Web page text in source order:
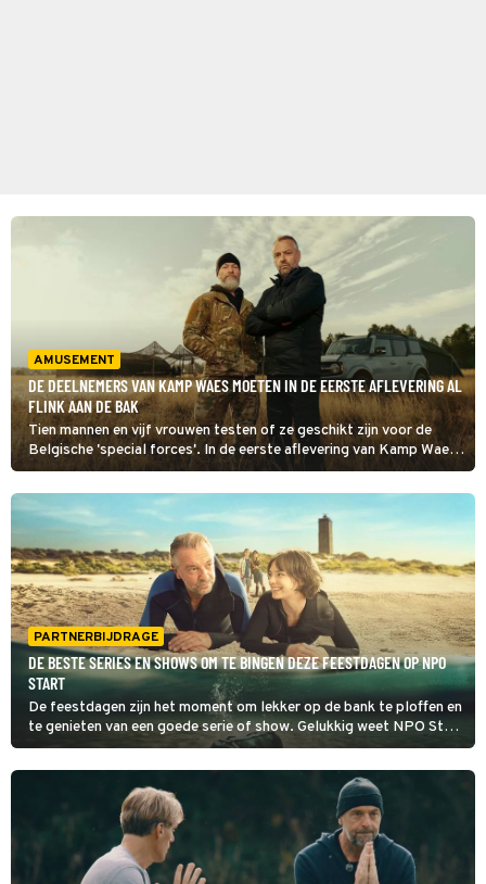
AMUSEMENT
DE DEELNEMERS VAN KAMP WAES MOETEN IN DE EERSTE AFLEVERING AL
FLINK AAN DE BAK
Tien mannen en vijf vrouwen testen of ze geschikt zijn voor de
Belgische 'special forces'. In de eerste aflevering van Kamp Waes
krijgen ze de Bergham run voor hun kiezen. Dat is 8 kilometer
lopen in 50 minuten met 20 kilo op de rug.
PARTNERBIJDRAGE
DE BESTE SERIES EN SHOWS OM TE BINGEN DEZE FEESTDAGEN OP NPO
START
De feestdagen zijn het moment om lekker op de bank te ploffen en
te genieten van een goede serie of show. Gelukkig weet NPO Start
daar wel raad mee.